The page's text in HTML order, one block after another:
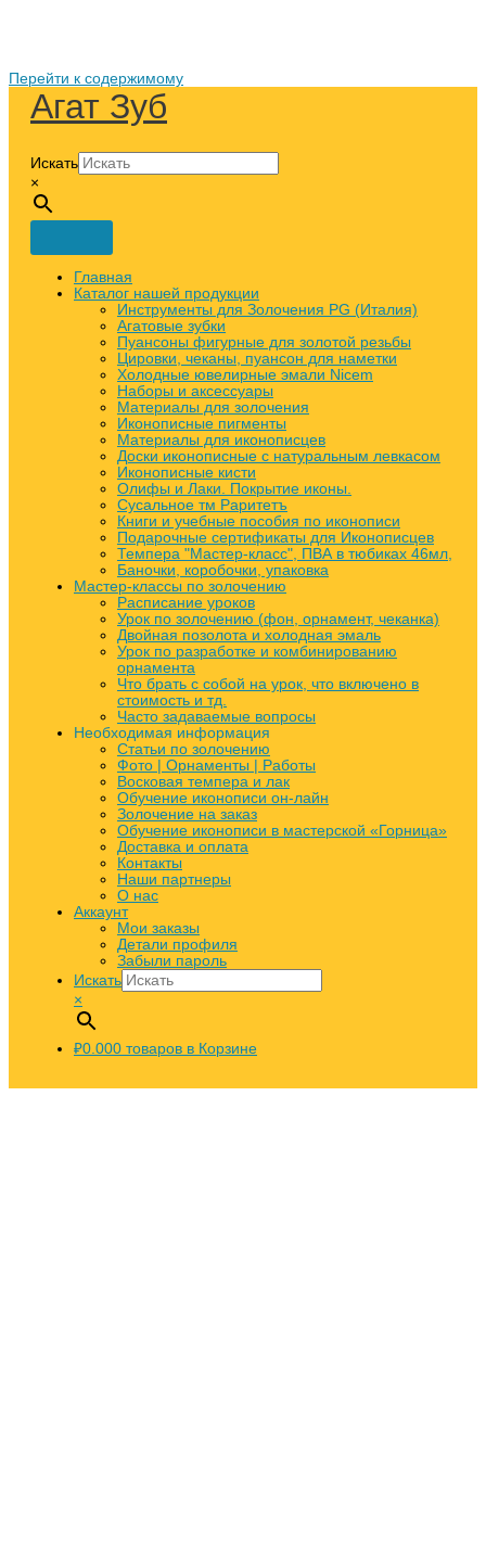
Перейти к содержимому
Агат Зуб
Искать
×
Главная
Каталог нашей продукции
Инструменты для Золочения PG (Италия)
Агатовые зубки
Пуансоны фигурные для золотой резьбы
Цировки, чеканы, пуансон для наметки
Холодные ювелирные эмали Nicem
Наборы и аксессуары
Материалы для золочения
Иконописные пигменты
Материалы для иконописцев
Доски иконописные с натуральным левкасом
Иконописные кисти
Олифы и Лаки. Покрытие иконы.
Сусальное тм Раритетъ
Книги и учебные пособия по иконописи
Подарочные сертификаты для Иконописцев
Темпера "Мастер-класс", ПВА в тюбиках 46мл,
Баночки, коробочки, упаковка
Мастер-классы по золочению
Расписание уроков
Урок по золочению (фон, орнамент, чеканка)
Двойная позолота и холодная эмаль
Урок по разработке и комбинированию
орнамента
Что брать с собой на урок, что включено в
стоимость и тд.
Часто задаваемые вопросы
Необходимая информация
Статьи по золочению
Фото | Орнаменты | Работы
Восковая темпера и лак
Обучение иконописи он-лайн
Золочение на заказ
Обучение иконописи в мастерской «Горница»
Доставка и оплата
Контакты
Наши партнеры
О нас
Аккаунт
Мои заказы
Детали профиля
Забыли пароль
Искать
×
₽0.000 товаров в Корзине